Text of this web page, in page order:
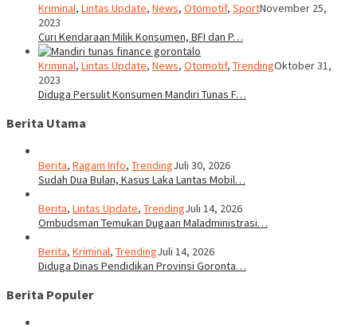
Kriminal, Lintas Update, News, Otomotif, SportNovember 25,
2023
Curi Kendaraan Milik Konsumen, BFI dan P…
Kriminal, Lintas Update, News, Otomotif, TrendingOktober 31,
2023
Diduga Persulit Konsumen Mandiri Tunas F…
Berita Utama
Berita, Ragam Info, TrendingJuli 30, 2026
Sudah Dua Bulan, Kasus Laka Lantas Mobil…
Berita, Lintas Update, TrendingJuli 14, 2026
Ombudsman Temukan Dugaan Maladministrasi…
Berita, Kriminal, TrendingJuli 14, 2026
Diduga Dinas Pendidikan Provinsi Goronta…
Berita Populer